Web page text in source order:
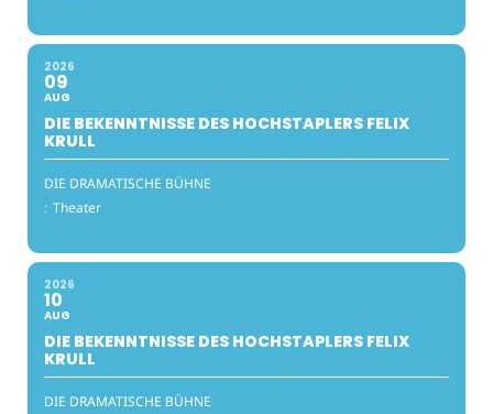
2026
09
AUG
DIE BEKENNTNISSE DES HOCHSTAPLERS FELIX
KRULL
DIE DRAMATISCHE BÜHNE
: Theater
2026
10
AUG
DIE BEKENNTNISSE DES HOCHSTAPLERS FELIX
KRULL
DIE DRAMATISCHE BÜHNE